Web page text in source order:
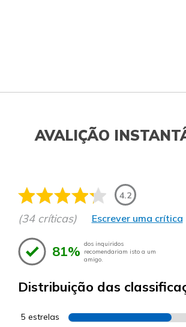
AVALIÇÃO
4.2
(34 críticas) Escrever uma crítica
81% dos inquiridos
recomendariam isto a um
amigo.
Distribuição das
5 estrelas